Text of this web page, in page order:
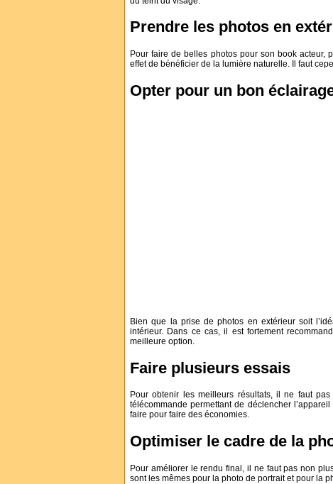
Prendre les photos en
Pour faire de belles photos pour son book acteur,
effet de bénéficier de la lumière naturelle. Il faut
Opter pour un bon
Bien que la prise de photos en extérieur soit
intérieur. Dans ce cas, il est fortement
meilleure option.
Faire plusieurs essais
Pour obtenir les meilleurs résultats, il ne faut
télécommande permettant de déclencher
faire pour faire des économies.
Optimiser le cadre de la
Pour améliorer le rendu final, il ne faut pas non
sont les mêmes pour la photo de portrait et pour la